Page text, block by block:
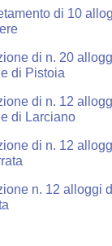
di 10
di n. 20
di Pistoia
di n. 12
di Larciano
di n. 12
n. 12 alloggi